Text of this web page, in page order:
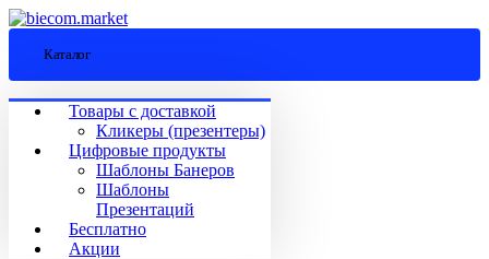
Каталог
Товары с доставкой
Кликеры (презентеры)
Цифровые продукты
Шаблоны Банеров
Шаблоны
Презентаций
Бесплатно
Акции